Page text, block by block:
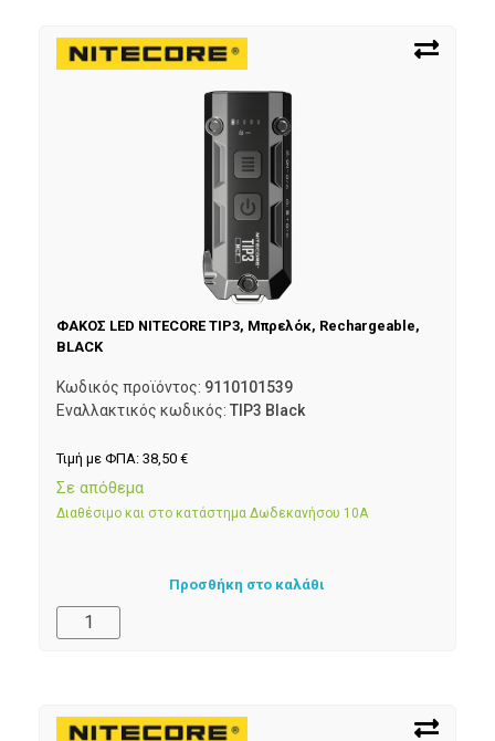
ΦΑΚΟΣ LED NITECORE TIP3, Μπρελόκ, Rechargeable,
BLACK
Κωδικός προϊόντος: 9110101539
Εναλλακτικός κωδικός: TIP3 Black
Τιμή με ΦΠΑ: 38,50 €
Σε απόθεμα
Διαθέσιμο και στο κατάστημα Δωδεκανήσου 10Α
Προσθήκη στο καλάθι